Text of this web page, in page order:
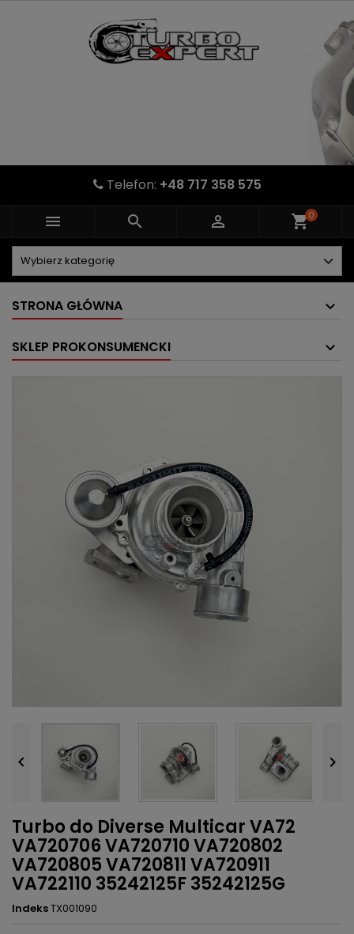
Telefon: +48 717 358 575
   shopping_cart0
STRONA GŁÓWNA
SKLEP PROKONSUMENCKI
 
Turbo do Diverse Multicar VA72
VA720706 VA720710 VA720802
VA720805 VA720811 VA720911
VA722110 35242125F 35242125G
IndeksTX001090